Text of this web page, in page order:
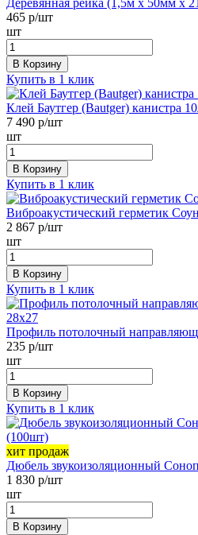
Деревянная рейка (1,5м х 50мм х
465 р/шт
шт
В Корзину
Купить в 1 клик
Клей Баутгер (Bautger) канистра
7 490 р/шт
шт
В Корзину
Купить в 1 клик
Виброакустический герметик
2 867 р/шт
шт
В Корзину
Купить в 1 клик
Профиль потолочный
235 р/шт
шт
В Корзину
Купить в 1 клик
хит продаж
Дюбель звукоизоляционный
1 830 р/шт
шт
В Корзину